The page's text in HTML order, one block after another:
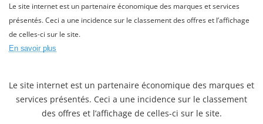
Le site internet est un partenaire économique des marques et services
présentés. Ceci a une incidence sur le classement des offres et l’affichage
de celles-ci sur le site.
En savoir plus
Le site internet est un partenaire économique des marques et
services présentés. Ceci a une incidence sur le classement
des offres et l’affichage de celles-ci sur le site.